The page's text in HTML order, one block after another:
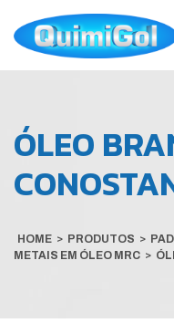
ÓLEO
HOME > PRODUTOS >
METAIS EM ÓLEO MRC >